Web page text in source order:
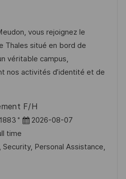
d
D
a
t
vous rejoignez le
Thales situé en bord de
véritable campus,
nos activités d’identité et de
F/H
P
s
2026-08-07
time
Security, Personal Assistance,